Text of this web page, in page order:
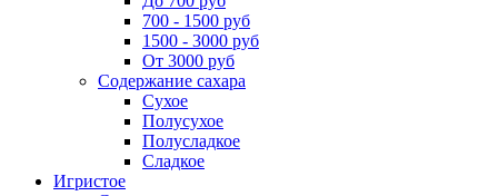
700 - 1500 руб
1500 - 3000 руб
От 3000 руб
Содержание сахара
Сухое
Полусухое
Полусладкое
Сладкое
Игристое